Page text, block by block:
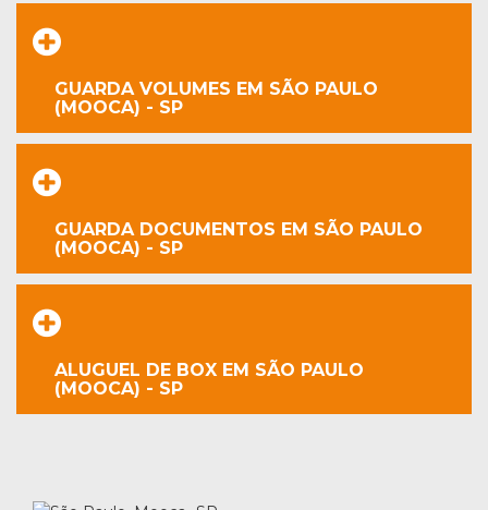
GUARDA VOLUMES EM SÃO PAULO
(MOOCA) - SP
GUARDA DOCUMENTOS EM SÃO PAULO
(MOOCA) - SP
ALUGUEL DE BOX EM SÃO PAULO
(MOOCA) - SP